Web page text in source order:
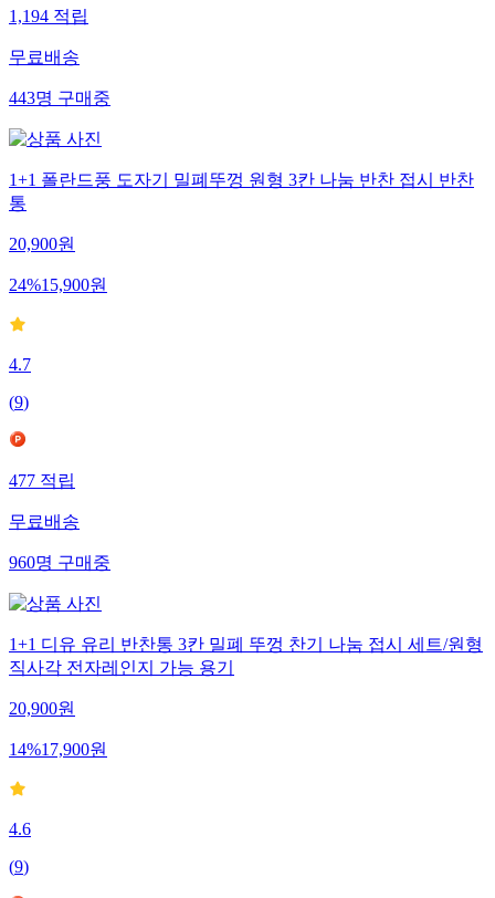
1,194적립
무료배송
443명구매중
1+1 폴란드풍 도자기 밀폐뚜껑 원형 3칸 나눔 반찬 접시 반찬
통
20,900원
24%15,900원
4.7
(9)
477적립
무료배송
960명구매중
1+1 디유 유리 반찬통 3칸 밀폐 뚜껑 찬기 나눔 접시 세트/원형
직사각 전자레인지 가능 용기
20,900원
14%17,900원
4.6
(9)